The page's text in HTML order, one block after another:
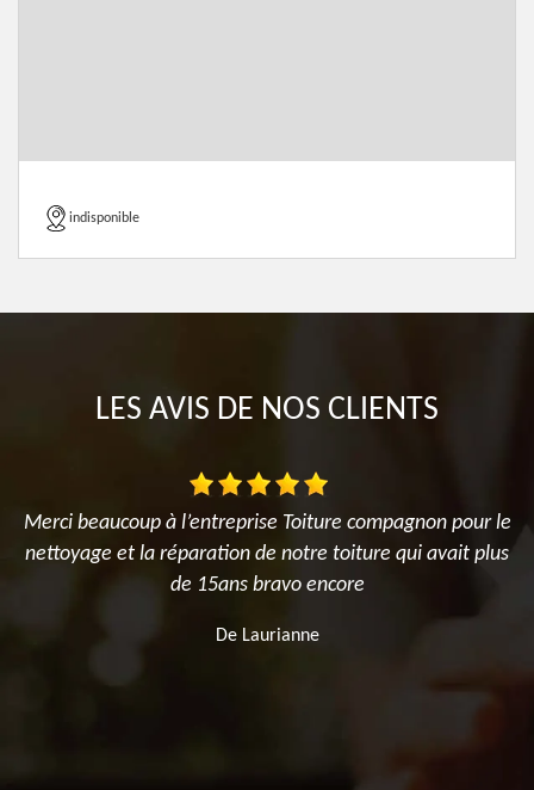
indisponible
LES AVIS DE NOS CLIENTS
Merci beaucoup à l’entreprise Toiture compagnon pour le
nettoyage et la réparation de notre toiture qui avait plus
de 15ans bravo encore
De Laurianne